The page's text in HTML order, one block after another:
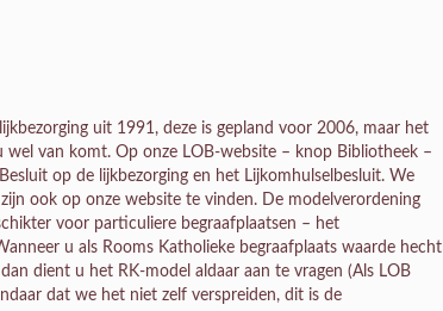
uit 1991, deze is gepland voor 2006, maar het
van komt. Op onze LOB-website – knop Bibliotheek –
op de lijkbezorging en het Lijkomhulselbesluit. We
ook op onze website te vinden. De modelverordening
voor particuliere begraafplaatsen – het
u als Rooms Katholieke begraafplaats waarde hecht
dient u het RK-model aldaar aan te vragen (Als LOB
dat we het niet zelf verspreiden, dit is de